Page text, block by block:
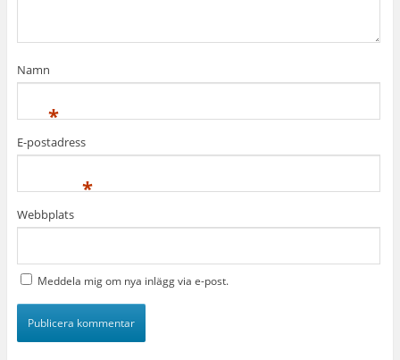
Namn
*
E-postadress
*
Webbplats
Meddela mig om nya inlägg via e-post.